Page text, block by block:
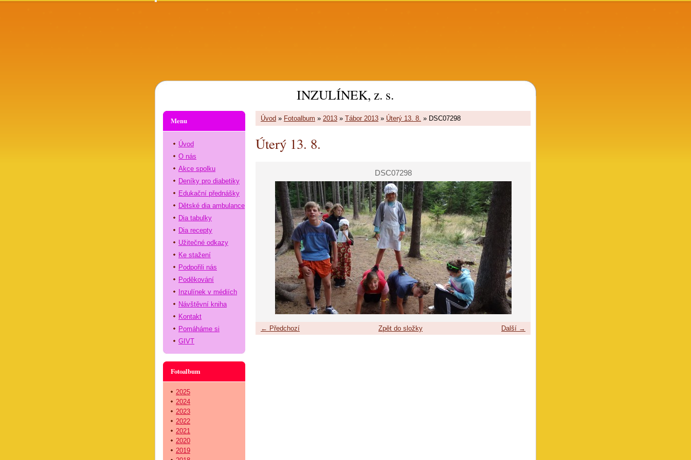
INZULÍNEK, z. s.
Úvod » Fotoalbum » 2013 » Tábor 2013 » Úterý 13. 8. » DSC07298
Úterý 13. 8.
DSC07298
← Předchozí Další →
Zpět do složky
Menu
Úvod
O nás
Akce spolku
Deníky pro diabetiky
Edukační přednášky
Dětské dia ambulance
Dia tabulky
Dia recepty
Užitečné odkazy
Ke stažení
Podpořili nás
Poděkování
Inzulínek v médiích
Návštěvní kniha
Kontakt
Pomáháme si
GIVT
Fotoalbum
2025
2024
2023
2022
2021
2020
2019